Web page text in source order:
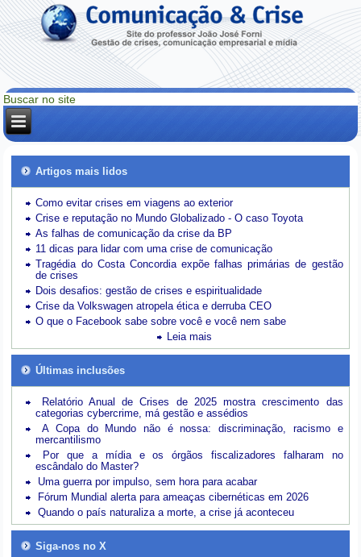
Artigos mais lidos
Como evitar crises em viagens ao exterior
Crise e reputação no Mundo Globalizado - O caso Toyota
As falhas de comunicação da crise da BP
11 dicas para lidar com uma crise de comunicação
Tragédia do Costa Concordia expõe falhas primárias de gestão
de crises
Dois desafios: gestão de crises e espiritualidade
Crise da Volkswagen atropela ética e derruba CEO
O que o Facebook sabe sobre você e você nem sabe
Leia mais
Últimas inclusões
Relatório Anual de Crises de 2025 mostra crescimento das
categorias cybercrime, má gestão e assédios
A Copa do Mundo não é nossa: discriminação, racismo e
mercantilismo
Por que a mídia e os órgãos fiscalizadores falharam no
escândalo do Master?
Uma guerra por impulso, sem hora para acabar
Fórum Mundial alerta para ameaças cibernéticas em 2026
Quando o país naturaliza a morte, a crise já aconteceu
Siga-nos no X